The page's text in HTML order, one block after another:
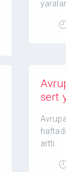
sert
arttı.